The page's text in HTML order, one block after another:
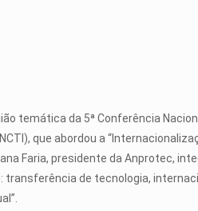
temática da 5ª Conferência
que abordou a
Faria, presidente da Anprotec,
transferência de tecnologia,